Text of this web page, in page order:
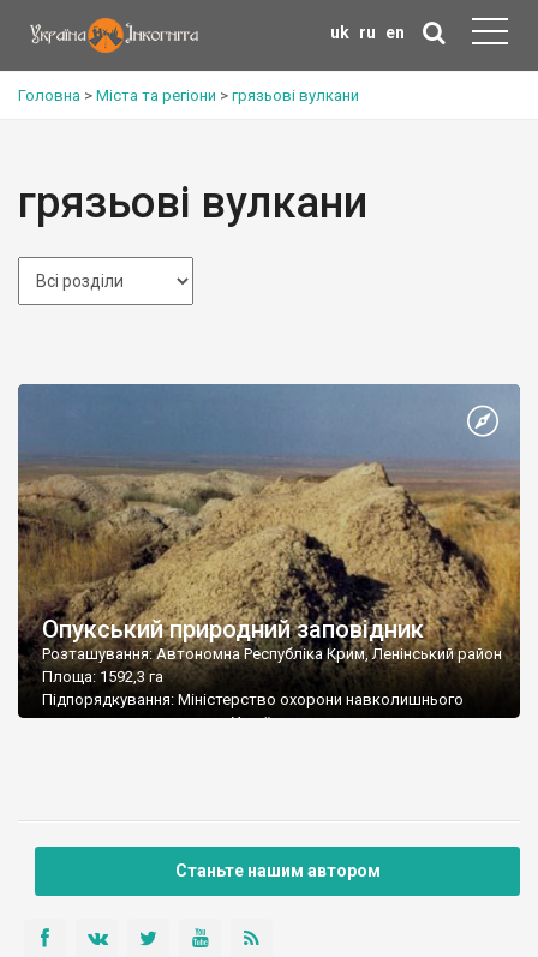
uk ru en
Головна > Міста та регіони > грязьові вулкани
грязьові вулкани
Опукський природний заповідник
Розташування: Автономна Республіка Крим, Ленінський район
Площа: 1592,3 га
Підпорядкування: Міністерство охорони навколишнього
природного середовища України
Станьте нашим автором